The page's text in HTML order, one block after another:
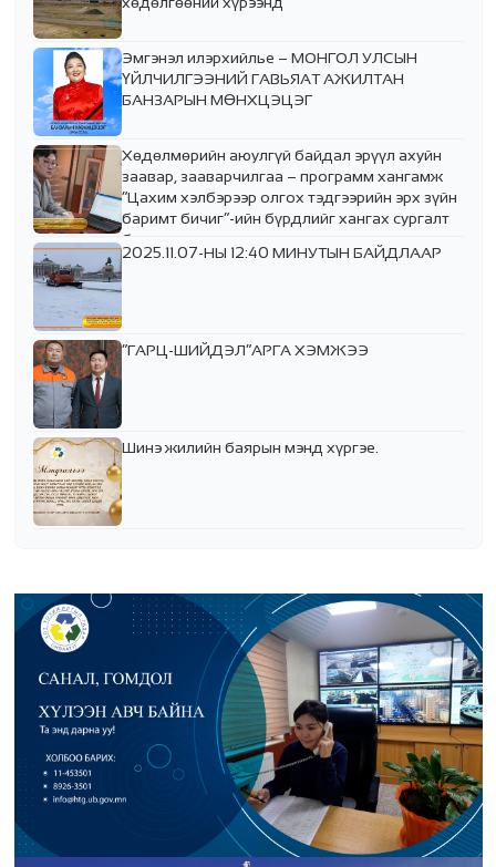
Эмгэнэл илэрхийлье – МОНГОЛ УЛСЫН
ҮЙЛЧИЛГЭЭНИЙ ГАВЬЯАТ АЖИЛТАН
БАНЗАРЫН МӨНХЦЭЦЭГ
Хөдөлмөрийн аюулгүй байдал эрүүл ахуйн
заавар, зааварчилгаа – программ хангамж
“Цахим хэлбэрээр олгох тэдгээрийн эрх зүйн
баримт бичиг”-ийн бүрдлийг хангах сургалт
боллоо.
2025.11.07-НЫ 12:40 МИНУТЫН БАЙДЛААР
“ГАРЦ-ШИЙДЭЛ”АРГА ХЭМЖЭЭ
Шинэ жилийн баярын мэнд хүргэе.